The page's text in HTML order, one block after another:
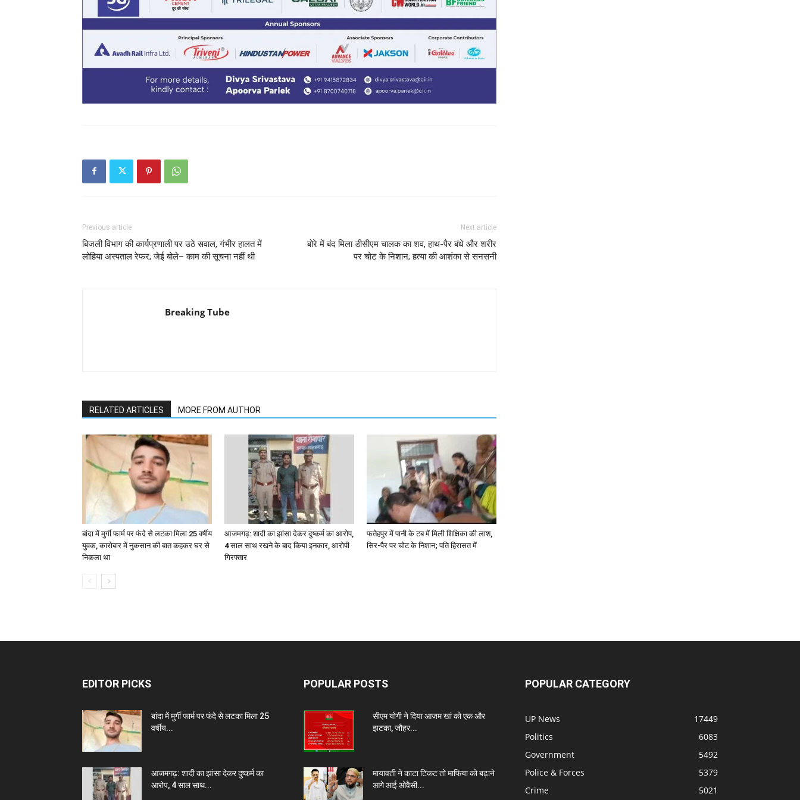
Previous article
बिजली विभाग की कार्यप्रणाली पर उठे सवाल, गंभीर हालत में
लोहिया अस्पताल रेफर; जेई बोले– काम की सूचना नहीं थी
Next article
बोरे में बंद मिला डीसीएम चालक का शव, हाथ-पैर बंधे और शरीर
पर चोट के निशान; हत्या की आशंका से सनसनी
Breaking Tube
RELATED ARTICLES MORE FROM AUTHOR
बांदा में मुर्गी फार्म पर फंदे से लटका मिला 25 वर्षीय
युवक, कारोबार में नुकसान की बात कहकर घर से
निकला था
आजमगढ़: शादी का झांसा देकर दुष्कर्म का आरोप,
4 साल साथ रखने के बाद किया इनकार, आरोपी
गिरफ्तार
फतेहपुर में पानी के टब में मिली शिक्षिका की लाश,
सिर-पैर पर चोट के निशान; पति हिरासत में
EDITOR PICKS
बांदा में मुर्गी फार्म पर फंदे से लटका मिला 25
वर्षीय...
आजमगढ़: शादी का झांसा देकर दुष्कर्म का
आरोप, 4 साल साथ...
POPULAR POSTS
सीएम योगी ने दिया आजम खां को एक और
झटका, जौहर...
मायावती ने काटा टिकट तो माफिया को बढ़ाने
आगे आई ओवैसी...
POPULAR CATEGORY
UP News
17449
Politics
6083
Government
5492
Police & Forces
5379
Crime
5021